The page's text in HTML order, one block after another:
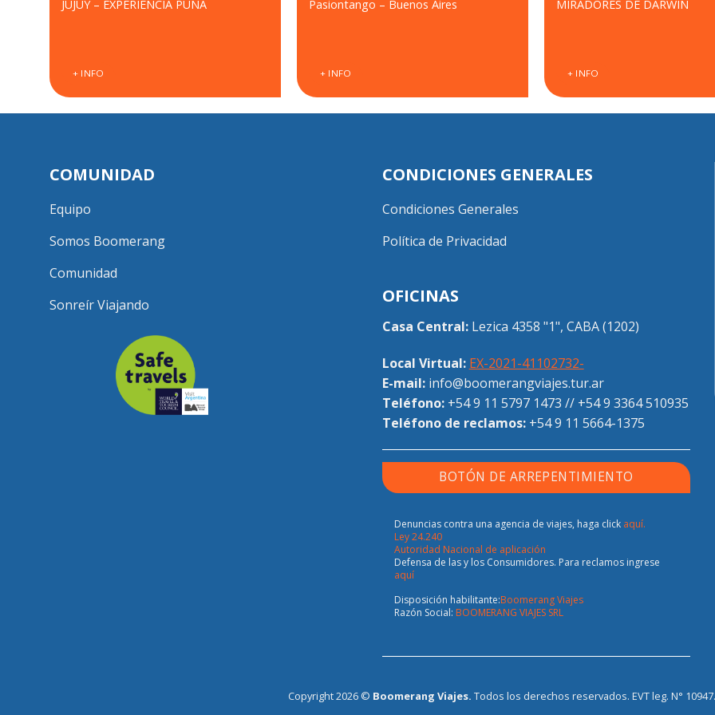
JUJUY – EXPERIENCIA PUNA
+ INFO
Pasiontango – Buenos Aires
+ INFO
MIRADORES DE DARWIN
+ INFO
COMUNIDAD
Equipo
Somos Boomerang
Comunidad
Sonreír Viajando
CONDICIONES GENERALES
Condiciones Generales
Política de Privacidad
OFICINAS
Casa Central:Lezica 4358 "1", CABA (1202)
Local Virtual: EX-2021-41102732-
E-mail:info@boomerangviajes.tur.ar
Teléfono: +54 9 11 5797 1473 // +54 9 3364 510935
Teléfono de reclamos: +54 9 11 5664-1375
BOTÓN DE ARREPENTIMIENTO
Denuncias contra una agencia de viajes, haga click aquí.
Ley 24.240
Autoridad Nacional de aplicación
Defensa de las y los Consumidores. Para reclamos ingrese
aquí
Disposición habilitante:Boomerang Viajes
Razón Social: BOOMERANG VIAJES SRL
Copyright 2026 © Boomerang Viajes. Todos los derechos reservados. EVT leg. N°